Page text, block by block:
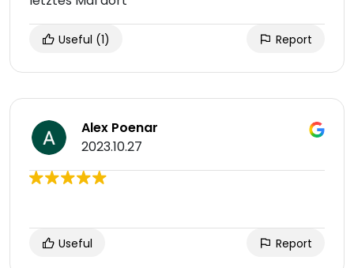
Useful (1) Report
Alex Poenar
2023.10.27
Useful Report